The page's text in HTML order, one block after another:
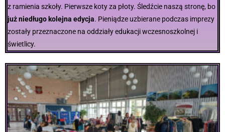
z ramienia szkoły. Pierwsze koty za płoty. Śledźcie naszą stronę, bo
już niedługo kolejna edycja. Pieniądze uzbierane podczas imprezy
zostały przeznaczone na oddziały edukacji wczesnoszkolnej i
świetlicy.